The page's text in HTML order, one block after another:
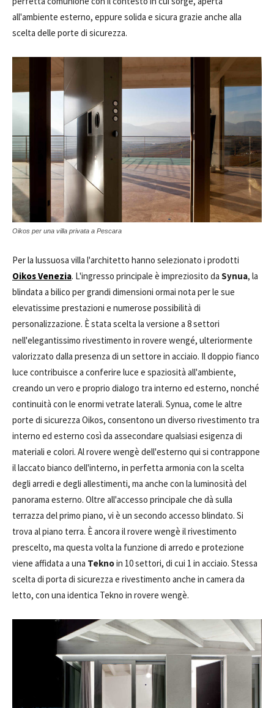
all'ambiente esterno, eppure solida e sicura grazie anche alla
scelta delle porte di sicurezza.
Oikos per una villa privata a Pescara
Per la lussuosa villa l'architetto hanno selezionato i prodotti
Oikos Venezia. L'ingresso principale è impreziosito da Synua, la
blindata a bilico per grandi dimensioni ormai nota per le sue
elevatissime prestazioni e numerose possibilità di
personalizzazione. È stata scelta la versione a 8 settori
nell'elegantissimo rivestimento in rovere wengé, ulteriormente
valorizzato dalla presenza di un settore in acciaio. Il doppio fianco
luce contribuisce a conferire luce e spaziosità all'ambiente,
creando un vero e proprio dialogo tra interno ed esterno, nonché
continuità con le enormi vetrate laterali. Synua, come le altre
porte di sicurezza Oikos, consentono un diverso rivestimento tra
interno ed esterno così da assecondare qualsiasi esigenza di
materiali e colori. Al rovere wengè dell'esterno qui si contrappone
il laccato bianco dell'interno, in perfetta armonia con la scelta
degli arredi e degli allestimenti, ma anche con la luminosità del
panorama esterno. Oltre all'accesso principale che dà sulla
terrazza del primo piano, vi è un secondo accesso blindato. Si
trova al piano terra. È ancora il rovere wengè il rivestimento
prescelto, ma questa volta la funzione di arredo e protezione
viene affidata a una Teknoin 10 settori, di cui 1 in acciaio. Stessa
scelta di porta di sicurezza e rivestimento anche in camera da
letto, con una identica Tekno in rovere wengè.